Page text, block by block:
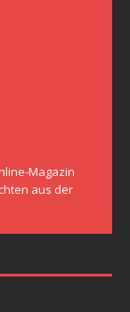
Magazin
aus der